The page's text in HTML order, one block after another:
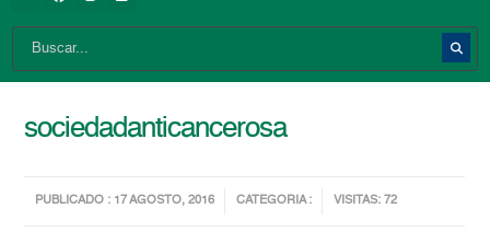
sociedadanticancerosa
PUBLICADO : 17 AGOSTO, 2016 CATEGORIA : VISITAS: 72